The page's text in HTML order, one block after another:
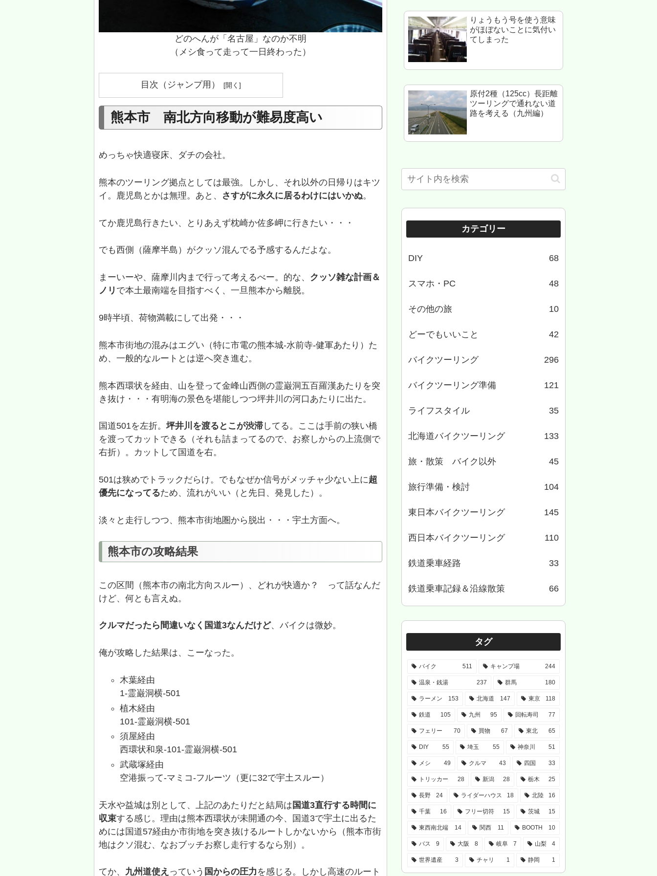
どのへんが「名古屋」なのか不明
（メシ食って走って一日終わった）
目次（ジャンプ用）
熊本市 南北方向移動が難易度高い
めっちゃ快適寝床、ダチの会社。
熊本のツーリング拠点としては最強。しかし、それ以外の日帰りはキツ
イ。鹿児島とかは無理。あと、
さすがに永久に居るわけにはいかぬ。
てか鹿児島行きたい、とりあえず枕崎か佐多岬に行きたい・・・
でも西側（薩摩半島）がクッソ混んでる予感するんだよな。
まーいーや、薩摩川内まで行って考えるべー。的な、 クッソ雑な計画＆
ノリ で本土最南端を目指すべく、一旦熊本から離脱。
9時半頃、荷物満載にして出発・・・
熊本市街地の混みはエグい（特に市電の熊本城-水前寺-健軍あたり）た
め、一般的なルートとは逆へ突き進む。
熊本西環状を経由、山を登って金峰山西側の霊巌洞五百羅漢あたりを突
き抜け・・・有明海の景色を堪能しつつ坪井川の河口あたりに出た。
国道501を左折。坪井川を渡るとこが渋滞してる。ここは手前の狭い橋
を渡ってカットできる（それも詰まってるので、お察しからの上流側で
右折）。カットして国道を右。
501は狭めでトラックだらけ。でもなぜか信号がメッチャ少ない上に超
優先になってるため、流れがいい（と先日、発見した）。
淡々と走行しつつ、熊本市街地圏から脱出・・・宇土方面へ。
熊本市の攻略結果
この区間（熊本市の南北方向スルー）、どれが快適か？ って話なんだ
けど、何とも言えぬ。
クルマだったら間違いなく国道3なんだけど、バイクは微妙。
俺が攻略した結果は、こーなった。
木葉経由
1-霊巌洞横-501
植木経由
101-霊巌洞横-501
須屋経由
西環状和泉-101-霊巌洞横-501
武蔵塚経由
空港振って-マミコ-フルーツ（更に32で宇土スルー）
天水や益城は別として、上記のあたりだと結局は 国道3直行する時間に
収束する感じ。理由は熊本西環状が未開通の今、国道3で宇土に出るた
めには国道57経由か市街地を突き抜けるルートしかないから（熊本市街
地はクソ混む、なおブッチお察し走行するなら別）。
てか、 九州道使え っていう 国からの圧力 を感じる。しかし高速のルート
りょうもう号を使う意味
がほぼないことに気付い
てしまった
原付2種（125cc）長距離
ツーリングで通れない道
路を考える（九州編）
カテゴリー
DIY 68
スマホ・PC 48
その他の旅 10
どーでもいいこと 42
バイクツーリング 296
バイクツーリング準備 121
ライフスタイル 35
北海道バイクツーリング 133
旅・散策 バイク以外 45
旅行準備・検討 104
東日本バイクツーリング 145
西日本バイクツーリング 110
鉄道乗車経路 33
鉄道乗車記録＆沿線散策 66
タグ
バイク 511 キャンプ場 244
温泉・銭湯 237 群馬 180
ラーメン 153 北海道 147 東京 118
鉄道 105 九州 95 回転寿司 77
フェリー 70 買物 67 東北 65
DIY 55 埼玉 55 神奈川 51
メシ 49 クルマ 43 四国 33
トリッカー 28 新潟 28 栃木 25
長野 24 ライダーハウス 18 北陸 16
千葉 16 フリー切符 15 茨城 15
東西南北端 14 関西 11 BOOTH 10
バス 9 大阪 8 岐阜 7 山梨 4
世界遺産 3 チャリ 1 静岡 1